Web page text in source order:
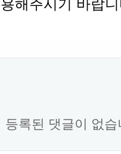
해주시기 바랍
등록된 댓글이 없